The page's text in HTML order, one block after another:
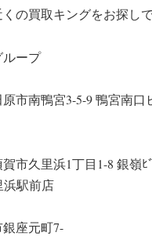
の買取キングをお探し
ープ
市南鴨宮3-5-9 鴨宮南口
市久里浜1丁目1-8 銀嶺
駅前店
座元町7-